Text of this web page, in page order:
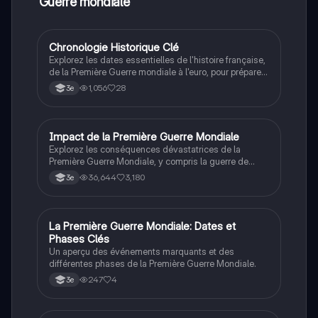
Histoire
Chronologie Historique Clé
Explorez les dates essentielles de l'histoire française,
de la Première Guerre mondiale à l'euro, pour préparer
efficacement votre brevet. Cette fiche résume les
événements marquants et leur impact, idéale pour
3e 1,056 28
Histoire
Impact de la Première Guerre Mondiale
Explorez les conséquences dévastatrices de la
Première Guerre Mondiale, y compris la guerre de
tranchées, le génocide arménien, et les révolutions
russes. Cette fiche de révisions couvre les
soldats et des civils. Idéal pour les étudiants en
histoire cherchant à comprendre les enjeux majeurs
de 1914-1918.
3e 36,644 3,180
Histoire
La Première Guerre Mondiale: Dates et
Phases Clés
Un aperçu des événements marquants et des
différentes phases de la Première Guerre Mondiale.
3e 247 4